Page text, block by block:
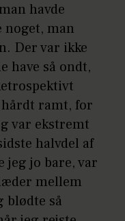
havde
man
Der var ikke
have så ondt,
ramt, for
var ekstremt
halvdel af
jeg jo bare, var
mellem
blødte så